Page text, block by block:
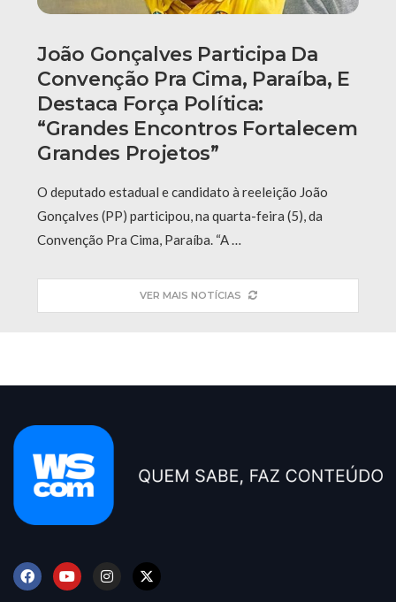
João Gonçalves Participa Da
Convenção Pra Cima, Paraíba, E
Destaca Força Política:
“grandes Encontros Fortalecem
Grandes Projetos”
O deputado estadual e candidato à reeleição João
Gonçalves (PP) participou, na quarta-feira (5), da
Convenção Pra Cima, Paraíba. “A …
VER MAIS NOTÍCIAS